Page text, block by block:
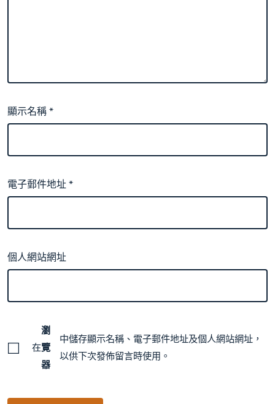
顯示名稱*
電子郵件地址*
個人網站網址
在
瀏
覽
器
中儲存顯示名稱、電子郵件地址及個人網站網址，
以供下次發佈留言時使用。